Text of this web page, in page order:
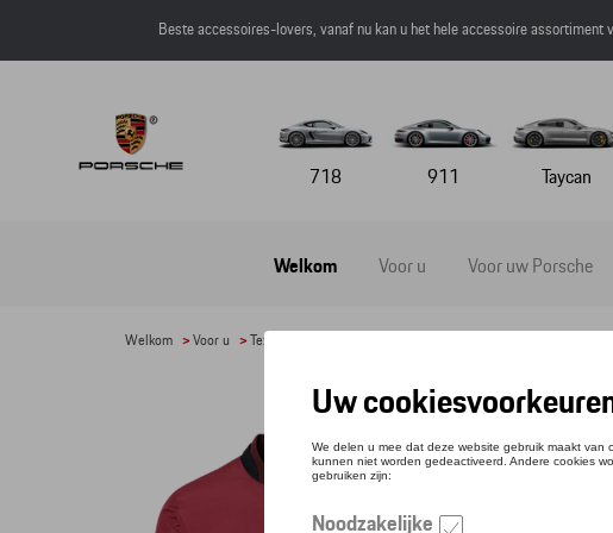
Beste accessoires-lovers, vanaf nu kan u het hele accessoire
718 911 Taycan
Welkom Voor u Voor uw Porsche
Welkom >Voor u >Textiel
JAS
Referentie: